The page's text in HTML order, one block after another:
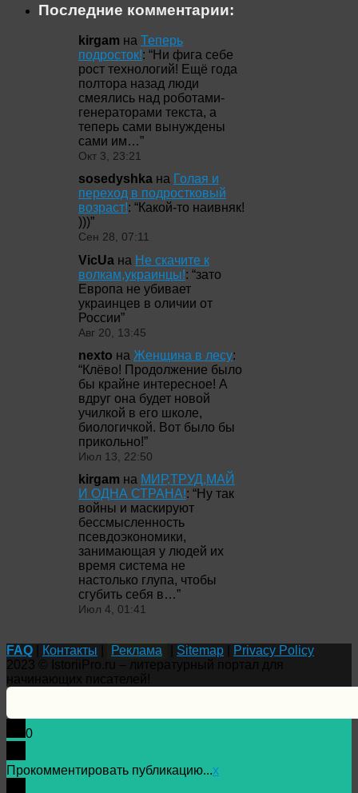
Последние комментарии:
kirgam на Теперь
подросток!: “Ни фига себе
рост технологий! Ещё года
полтора назад люди
смеялись над роботами-
генераторами текста, а
теперь сами вынуждены
сами им…”
Окт 3, 23:21
sosedyshka на Голая и
переход в подростковый
возраст!: “Какой-то наивняк!
)))”
Сен 28, 07:11
VicUa на Не скачите к
волкам,украинцы!: “зато
Европа не убивает
украинцев в оличии от
России”
Авг 20, 13:45
nexto на Женщина в лесу:
“Клёво! Продолжение было
бы крайне интересное! А
вдруг она будет новой
училкой в его школе,
биологичкой. Вот было бы
прикольно!”
Июл 13, 22:50
kirgam на МИР,ТРУД,МАЙ
И ОДНА СТРАНА!: “Ну так
войны и маскируют
бессмысленность
псевдоэкономики,
занимающая у людей их
время система не
настолько глупа, чтобы
сгубить себя в…”
Июл 4, 01:41
FAQ Контакты Реклама Sitemap
Privacy Policy
0
Прокомментировать публикацию...x